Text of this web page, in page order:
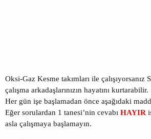
Oksi-Gaz Kesme takımları ile çalışıyorsanız
çalışma arkadaşlarınızın hayatını kurtarabilir.
Her gün işe başlamadan önce aşağıdaki
Eğer sorulardan 1 tanesi’nin cevabı HAYIR
asla çalışmaya başlamayın.